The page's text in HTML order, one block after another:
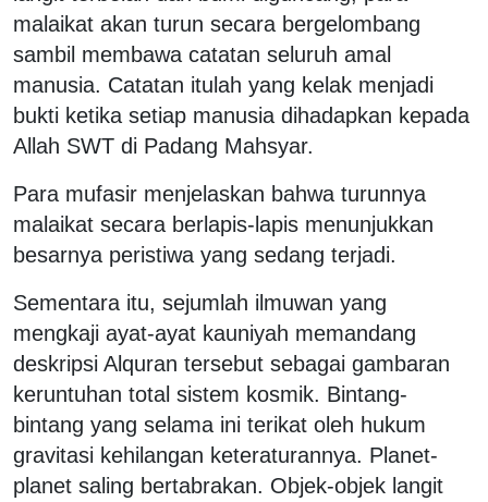
malaikat akan turun secara bergelombang
sambil membawa catatan seluruh amal
manusia. Catatan itulah yang kelak menjadi
bukti ketika setiap manusia dihadapkan kepada
Allah SWT di Padang Mahsyar.
Para mufasir menjelaskan bahwa turunnya
malaikat secara berlapis-lapis menunjukkan
besarnya peristiwa yang sedang terjadi.
Sementara itu, sejumlah ilmuwan yang
mengkaji ayat-ayat kauniyah memandang
deskripsi Alquran tersebut sebagai gambaran
keruntuhan total sistem kosmik. Bintang-
bintang yang selama ini terikat oleh hukum
gravitasi kehilangan keteraturannya. Planet-
planet saling bertabrakan. Objek-objek langit